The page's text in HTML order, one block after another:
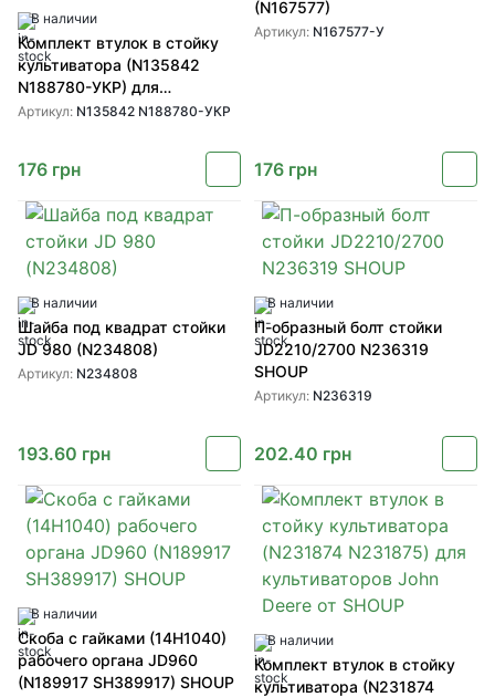
В наличии
Комплект втулок в стойку
культиватора (N135842
N188780-УКР) для
культиваторов John Deere
Артикул: N135842 N188780-УКР
176 грн
(N167577)
Артикул: N167577-У
176 грн
В наличии
Шайба под квадрат стойки
JD 980 (N234808)
Артикул: N234808
193.60 грн
В наличии
П-образный болт стойки
JD2210/2700 N236319
SHOUP
Артикул: N236319
202.40 грн
В наличии
Скоба с гайками (14H1040)
рабочего органа JD960
(N189917 SH389917) SHOUP
В наличии
Комплект втулок в стойку
культиватора (N231874